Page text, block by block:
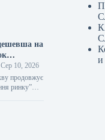
на
Сер 10, 2026
продовжує
ринку”
41876-
morkvu”>
падати
и